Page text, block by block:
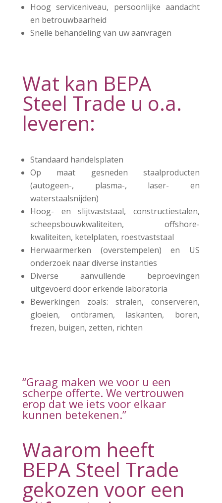
Hoog serviceniveau, persoonlijke aandacht
en betrouwbaarheid
Snelle behandeling van uw aanvragen
Wat kan BEPA
Steel Trade u o.a.
leveren:
Standaard handelsplaten
Op maat gesneden staalproducten
(autogeen-, plasma-, laser- en
waterstaalsnijden)
Hoog- en slijtvaststaal, constructiestalen,
scheepsbouwkwaliteiten, offshore-
kwaliteiten, ketelplaten, roestvaststaal
Herwaarmerken (overstempelen) en US
onderzoek naar diverse instanties
Diverse aanvullende beproevingen
uitgevoerd door erkende laboratoria
Bewerkingen zoals: stralen, conserveren,
gloeien, ontbramen, laskanten, boren,
frezen, buigen, zetten, richten
“Graag maken we voor u een
scherpe offerte. We vertrouwen
erop dat we iets voor elkaar
kunnen betekenen.”
Waarom heeft
BEPA Steel Trade
gekozen voor een